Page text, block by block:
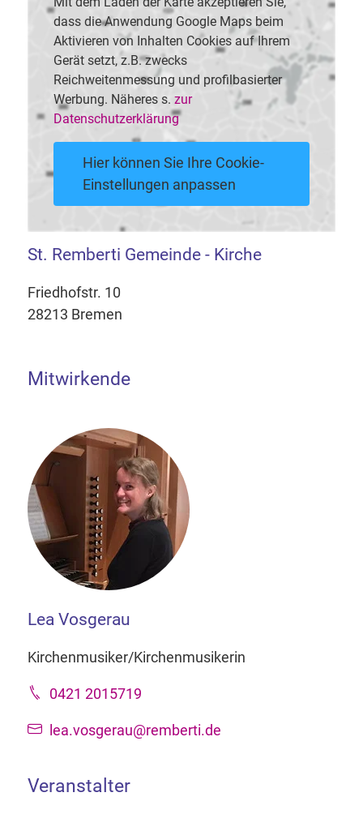
dass die Anwendung Google Maps beim
Aktivieren von Inhalten Cookies auf Ihrem
Gerät setzt, z.B. zwecks
Reichweitenmessung und profilbasierter
Werbung. Näheres s. zur
Datenschutzerklärung
Hier können Sie Ihre Cookie-
Einstellungen anpassen
St. Remberti Gemeinde - Kirche
Friedhofstr. 10
28213 Bremen
Mitwirkende
Lea Vosgerau
Kirchenmusiker/Kirchenmusikerin
0421 2015719
lea.vosgerau@remberti.de
Veranstalter